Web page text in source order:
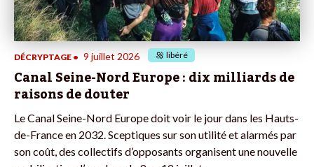
DÉCRYPTAGE • 9 juillet 2026 libéré
Canal Seine-Nord Europe : dix milliards de
raisons de douter
Le Canal Seine-Nord Europe doit voir le jour dans les Hauts-
de-France en 2032. Sceptiques sur son utilité et alarmés par
son coût, des collectifs d’opposants organisent une nouvelle